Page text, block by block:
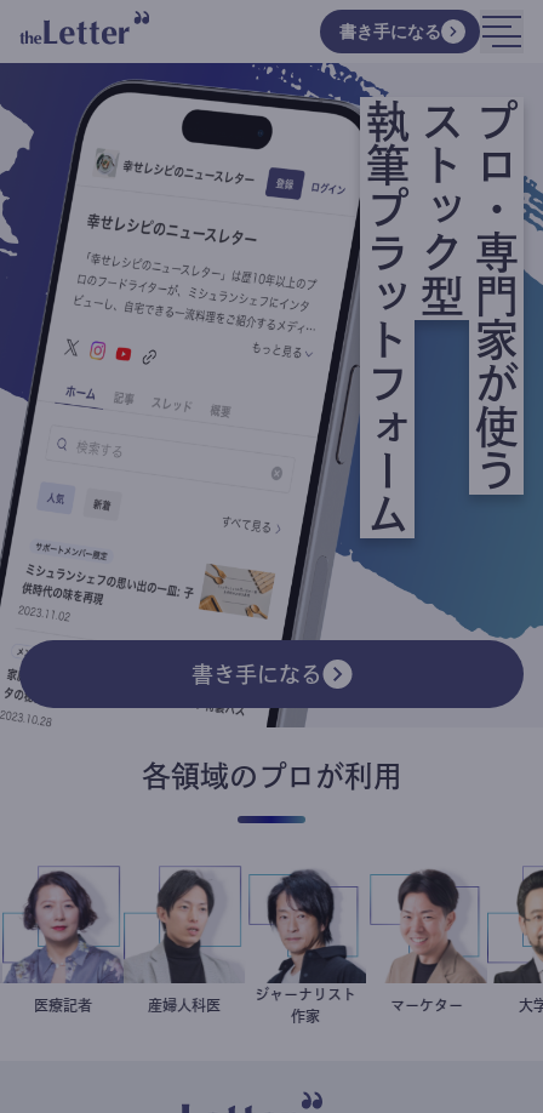
書き手になる
プロ・専門家が使う
ストック型
執筆プラットフォーム
書き手になる
各領域のプロが利用
岩永直子
医療記者 重見大介
産婦人科医 鈴木エイト
ジャーナリスト
作家
室谷良平
マーケター